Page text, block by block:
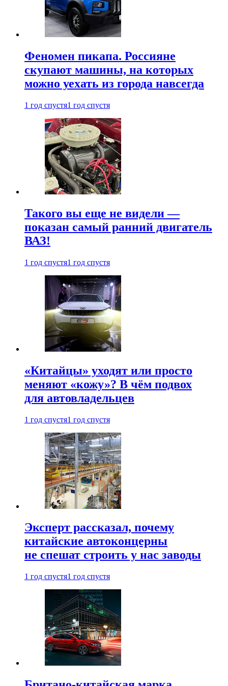
Феномен пикапа. Россияне
скупают машины, на которых
можно уехать из города навсегда
1 год спустя1 год спустя
Такого вы еще не видели —
показан самый ранний двигатель
ВАЗ!
1 год спустя1 год спустя
«Китайцы» уходят или просто
меняют «кожу»? В чём подвох
для автовладельцев
1 год спустя1 год спустя
Эксперт рассказал, почему
китайские автоконцерны
не спешат строить у нас заводы
1 год спустя1 год спустя